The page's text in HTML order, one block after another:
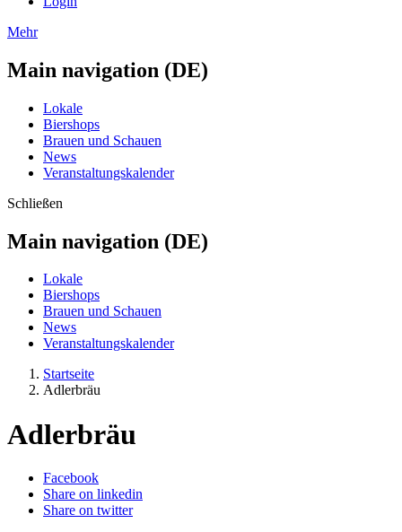
Mehr
Main navigation (DE)
Lokale
Biershops
Brauen und Schauen
News
Veranstaltungskalender
Schließen
Main navigation (DE)
Lokale
Biershops
Brauen und Schauen
News
Veranstaltungskalender
Startseite
Adlerbräu
Adlerbräu
Facebook
Share on linkedin
Share on twitter